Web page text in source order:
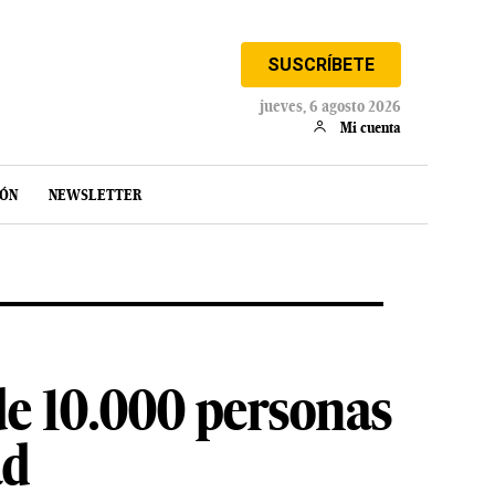
SUSCRÍBETE
jueves, 6 agosto 2026
Mi cuenta
NEWSLETTER
10.000 personas